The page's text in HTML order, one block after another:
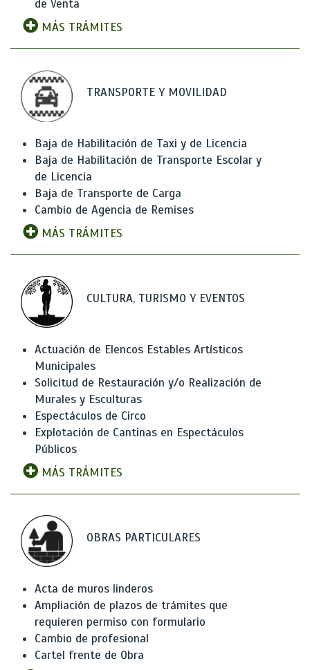
de Venta
MÁS TRÁMITES
TRANSPORTE Y MOVILIDAD
Baja de Habilitación de Taxi y de Licencia
Baja de Habilitación de Transporte Escolar y
de Licencia
Baja de Transporte de Carga
Cambio de Agencia de Remises
MÁS TRÁMITES
CULTURA, TURISMO Y EVENTOS
Actuación de Elencos Estables Artísticos
Municipales
Solicitud de Restauración y/o Realización de
Murales y Esculturas
Espectáculos de Circo
Explotación de Cantinas en Espectáculos
Públicos
MÁS TRÁMITES
OBRAS PARTICULARES
Acta de muros linderos
Ampliación de plazos de trámites que
requieren permiso con formulario
Cambio de profesional
Cartel frente de Obra